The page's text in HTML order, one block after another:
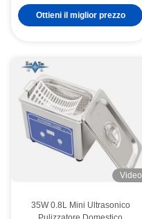
attrezzatura di lavaggio di
precisione professionale
Ottieni il miglior prezzo
Video
35W 0.8L Mini Ultrasonico